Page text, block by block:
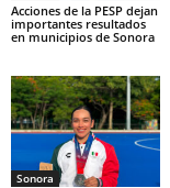
Acciones de la PESP dejan
importantes resultados
en municipios de Sonora
Sonora